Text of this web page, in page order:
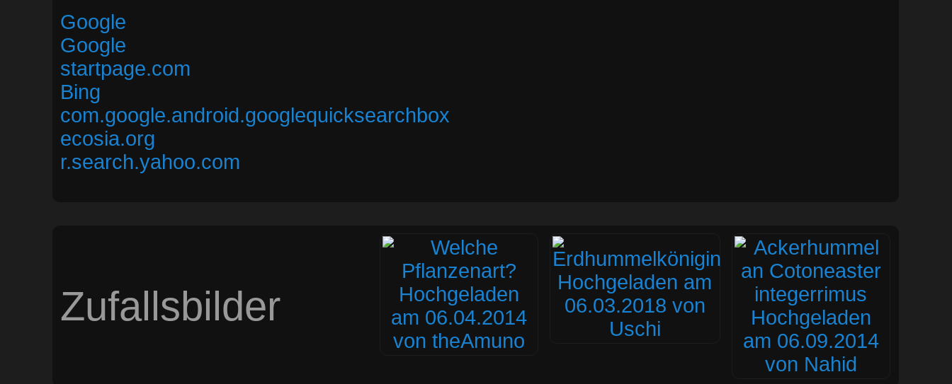
Google
Google
startpage.com
Bing
com.google.android.googlequicksearchbox
ecosia.org
r.search.yahoo.com
Zufallsbilder